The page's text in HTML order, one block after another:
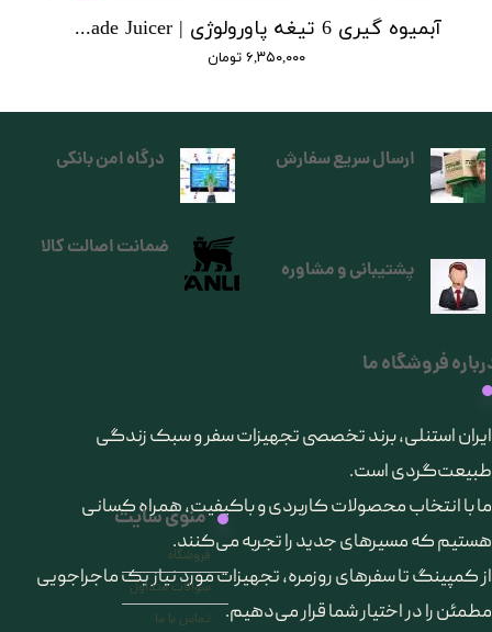
آبمیوه‌ گیری 6 تیغه پاورولوژی | Powerology 6 Blade Juicer
۶,۳۵۰,۰۰۰ تومان
ارسال سریع سفارش
فروشگاه ما
​ایران استنلی، برند تخصصی تجهیزات سفر و سبک زندگی
طبیعت‌گردی است.
ما با انتخاب محصولات کاربردی و باکیفیت، همراه کسانی
هستیم که مسیرهای جدید را تجربه می‌کنند.
از کمپینگ تا سفرهای روزمره، تجهیزات مورد نیاز یک ماجراجویی
مطمئن را در اختیار شما قرار می‌دهیم.
منوی سایت
فروشگاه
سوالات متداول
تماس با ما
درگاه امن بانکی
پشتیبانی و مشاوره
ضمانت اصالت کالا